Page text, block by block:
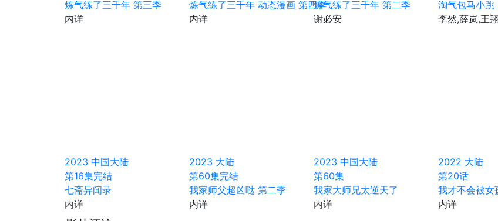
炼气练了三千年 第三季
内详
炼气练了三千年 动态漫画 第四季
内详
炼气练了三千年 第二季
谢必安
淘气包马小
李然,薛岚,王翔
2023 中国大陆
第16集完结
七斋异闻录
内详
2023 大陆
第60集完结
我家师父超凶哒 第二季
内详
2023 中国大陆
第60集
我家大师兄太逆天了
内详
2022 大陆
第20话
我才不会被女
内详